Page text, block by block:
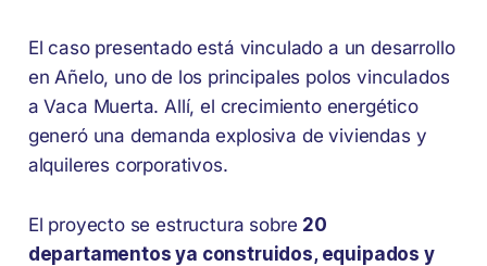
El caso presentado está vinculado a un desarrollo
en Añelo, uno de los principales polos vinculados
a Vaca Muerta. Allí, el crecimiento energético
generó una demanda explosiva de viviendas y
alquileres corporativos.
El proyecto se estructura sobre 20
departamentos ya construidos, equipados y